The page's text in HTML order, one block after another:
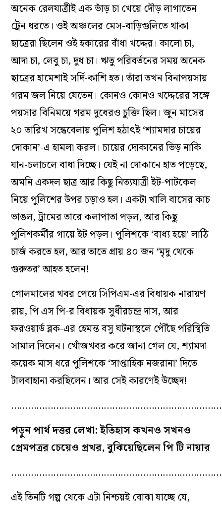
অনেক রেলযাত্রীই এক ভাঁড় চা খেয়ে দৌড় লাগাতেন
ট্রেন ধরতে। ওই অঞ্চলের মেস-বাড়িগুলিতে থাকা
ছাত্রেরা ছিলেন ওই হকারের বাঁধা খদ্দের। কালো চা,
আদা চা, লেবু চা, দুধ চা। ঋতু পরিবর্তনের সময় অনেক
ছাত্রের হামেশাই সর্দি-কাশি হত। তাঁরা তখন বিনাপয়সায়
গরম জল নিয়ে যেতেন। কোনও কোনও খদ্দেরের সঙ্গে
পয়সার বিনিময়ে গরম দুধেরও চুক্তি ছিল। জুন মাসের
২০ তারিখ সন্ধেবেলায় পুলিশ হঠাৎই ‘শ্যামদার চায়ের
দোকান’-এ হামলা করল। চায়ের দোকানের ভিড় নাকি
যান-চলাচলে বাধা দিচ্ছে। যেই না দোকানে হাত পড়েছে,
অমনি একদল ছাত্র আর কিছু নিত্যযাত্রী ইট-পাটকেল
নিয়ে পুলিশের উপর চড়াও হল। একটা খালি বাসের কাচ
ভাঙল, ট্রামের তারে কলাপাতা পড়ল, আর কিছু
পুলিশকর্মীর গায়ে ইট পড়ল। পুলিশকে ‘বাধ্য হয়ে’ লাঠি
চার্জ করতে হল, আর তাতে প্রায় ৪০ জন ‘মৃদু থেকে
গুরুতর’ আহত হলেন!
গোলমালের খবর পেয়ে সিপিএম-এর বিধায়ক নারায়ণ
রায়, পি এস পি-র বিধায়ক সুধীরচন্দ্র দাস, আর
ফরওয়ার্ড ব্লক-এর হেমন্ত বসু ঘটনাস্থলে পৌঁছে পরিস্থিতি
সামাল দিলেন। খোঁজখবর করে জানা গেল যে, শ্যামদা
কয়েক মাস ধরে পুলিশকে ‘সাপ্তাহিক নজরানা’ দিতে
টালবাহানা করছিলেন। আর সেই কারণেই উচ্ছেদ!
পড়ুন পার্থ দত্তর লেখা:ইতিহাস কখনও সখনও
প্রেমপত্রর চেয়েও প্রখর, বুঝিয়েছিলেন পি টি নায়ার
এই তিনটি গল্প থেকে এটা নিশ্চয়ই বোঝা যাচ্ছে যে,